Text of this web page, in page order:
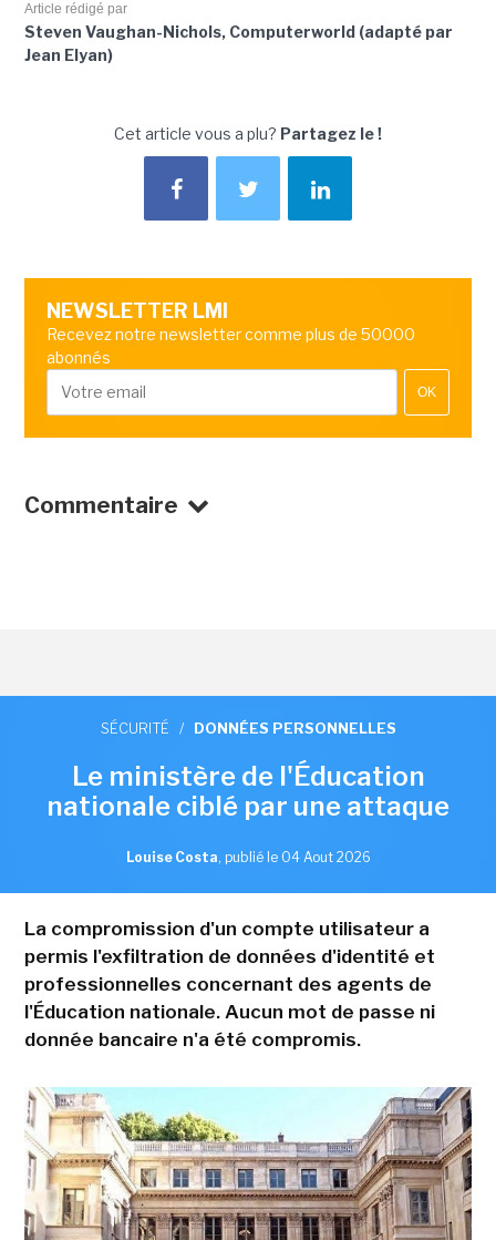
Article rédigé par
Steven Vaughan-Nichols, Computerworld (adapté par
Jean Elyan)
Cet article vous a plu? Partagez le !
NEWSLETTER LMI
Recevez notre newsletter comme plus de 50000
abonnés
OK
Commentaire
SÉCURITÉ / DONNÉES PERSONNELLES
Le ministère de l'Éducation
nationale ciblé par une attaque
Louise Costa, publié le 04 Aout 2026
La compromission d'un compte utilisateur a
permis l'exfiltration de données d'identité et
professionnelles concernant des agents de
l'Éducation nationale. Aucun mot de passe ni
donnée bancaire n'a été compromis.